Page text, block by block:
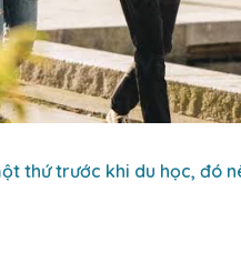
thứ trước khi du học, đó